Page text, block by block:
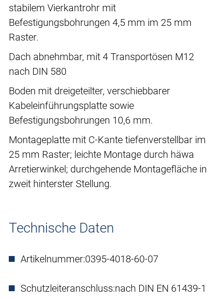
stabilem Vierkantrohr mit
Befestigungsbohrungen 4,5 mm im 25 mm
Raster.
Dach abnehmbar, mit 4 Transportösen M12
nach DIN 580
Boden mit dreigeteilter, verschiebbarer
Kabeleinführungsplatte sowie
Befestigungsbohrungen 10,6 mm.
Montageplatte mit C-Kante tiefenverstellbar im
25 mm Raster; leichte Montage durch häwa
Arretierwinkel; durchgehende Montagefläche in
zweit hinterster Stellung.
Technische Daten
Artikelnummer:0395-4018-60-07
Schutzleiteranschluss:nach DIN EN 61439-1